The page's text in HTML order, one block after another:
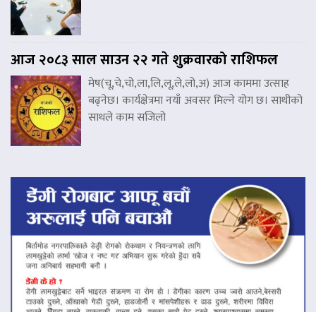
आज २०८३ साल साउन २२ गते शुक्रवारको राशिफल
मेष(चू,चे,चो,ला,लि,लू,ले,लो,अ) आज काममा उत्साह
बढ्नेछ। कार्यक्षेत्रमा नयाँ अवसर मिल्ने योग छ। साथीको
साथले काम सजिलो